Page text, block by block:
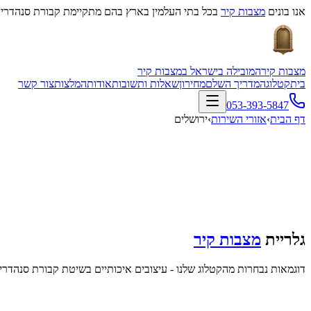
אנו בונים מצבות קיר בכל בתי העלמין בארץ בהם מתקיימת קבורת
מצבות קירהמובילה בישראל במצבות קיר
ביתקטלוגהמדריך השלםמחירוןשאלות ותשובותאודותהמלצותצור קשר
053-393-5847
דף הבית›אזורי השירות›ירושלים
גלריית מצבות קיר
דוגמאות נבחרות מהקטלוג שלנו - עיצובים איכותיים בשיטת קבורת